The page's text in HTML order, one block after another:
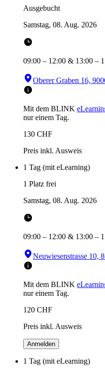
Ausgebucht
Samstag, 08. Aug. 2026
09:00 – 12:00 & 13:00 –
Oberer Graben 16,
Mit dem BLINK
nur einem Tag.
130 CHF
Preis inkl. Ausweis
1 Tag (mit eLearning)
1 Platz frei
Samstag, 08. Aug. 2026
09:00 – 12:00 & 13:00 –
Neuwiesenstrasse 10,
Mit dem BLINK
nur einem Tag.
120 CHF
Preis inkl. Ausweis
Anmelden
1 Tag (mit eLearning)